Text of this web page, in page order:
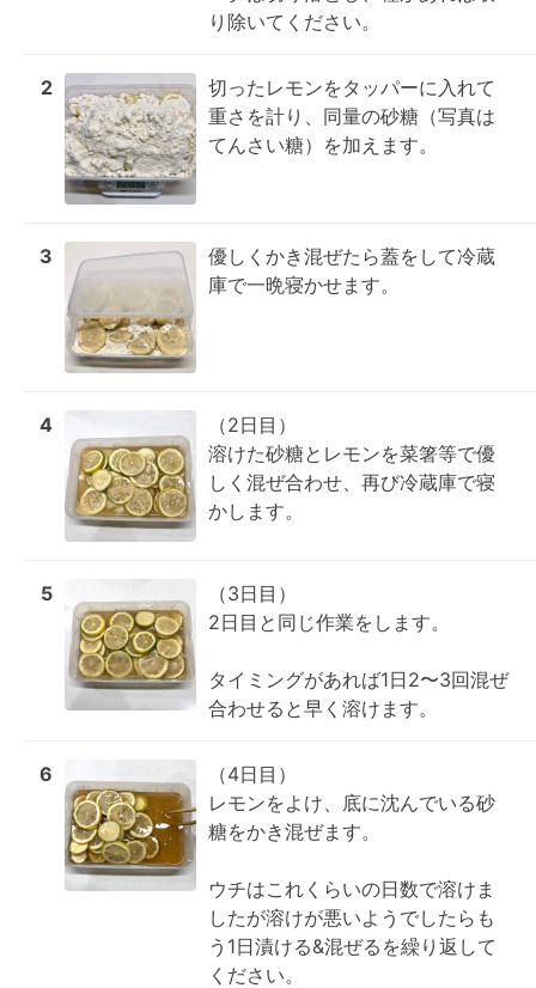
り除いてください。
2
切ったレモンをタッパーに入れて
重さを計り、同量の砂糖（写真は
てんさい糖）を加えます。
3
優しくかき混ぜたら蓋をして冷蔵
庫で一晩寝かせます。
4
（2日目）
溶けた砂糖とレモンを菜箸等で優
しく混ぜ合わせ、再び冷蔵庫で寝
かします。
5
（3日目）
2日目と同じ作業をします。
タイミングがあれば1日2〜3回混ぜ
合わせると早く溶けます。
6
（4日目）
レモンをよけ、底に沈んでいる砂
糖をかき混ぜます。
ウチはこれくらいの日数で溶けま
したが溶けが悪いようでしたらも
う1日漬ける&混ぜるを繰り返して
ください。